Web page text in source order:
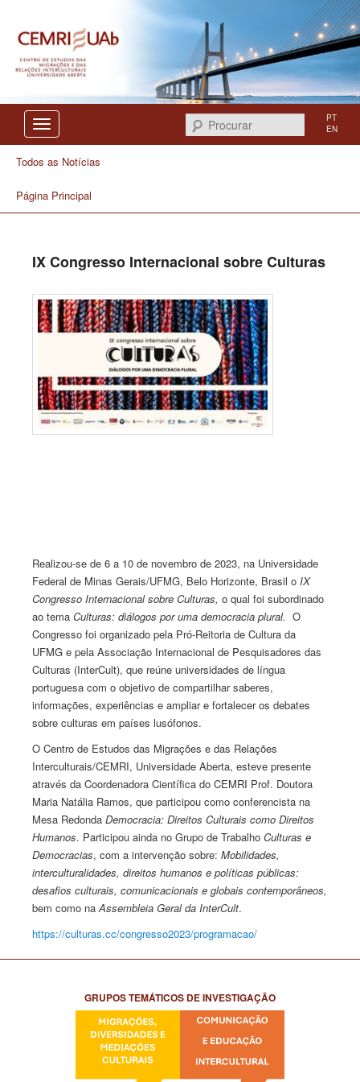
CEMRI
Procurar
PT
EN
Todos as Notícias
Página Principal
IX Congresso Internacional sobre Culturas
Realizou-se de 6 a 10 de novembro de 2023, na Universidade
Federal de Minas Gerais/UFMG, Belo Horizonte, Brasil o IX
Congresso Internacional sobre Culturas,o qual foi subordinado
ao temaCulturas: diálogos por uma democracia plural.O
Congresso foi organizado pela Pró-Reitoria de Cultura da
UFMG e pela Associação Internacional de Pesquisadores das
Culturas (InterCult), que reúne universidades de língua
portuguesa com o objetivo de compartilhar saberes,
informações, experiências e ampliar e fortalecer os debates
sobre culturas em países lusófonos.
O Centro de Estudos das Migrações e das Relações
Interculturais/CEMRI, Universidade Aberta, esteve presente
através da Coordenadora Científica do CEMRI Prof. Doutora
Maria Natália Ramos, que participou como conferencista na
Mesa RedondaDemocracia: Direitos Culturais como Direitos
Humanos. Participou ainda no Grupo de TrabalhoCulturas e
Democracias, com a intervenção sobre:Mobilidades,
interculturalidades, direitos humanos e políticas públicas:
desafios culturais, comunicacionais e globais contemporâneos,
bem como naAssembleia Geral da InterCult.
https://culturas.cc/congresso2023/programacao/
GRUPOS TEMÁTICOS DE INVESTIGAÇÃO